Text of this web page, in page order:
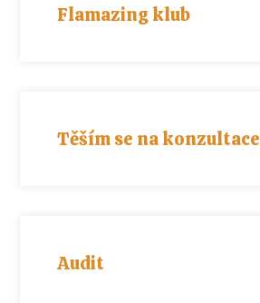
Flamazing klub
Těším se na konzultace
Audit